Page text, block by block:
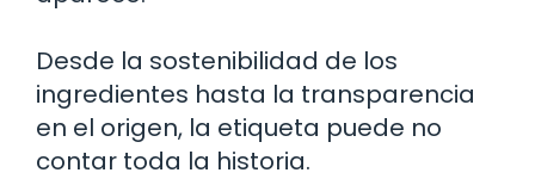
Desde la sostenibilidad de los
ingredientes hasta la transparencia
en el origen, la etiqueta puede no
contar toda la historia.